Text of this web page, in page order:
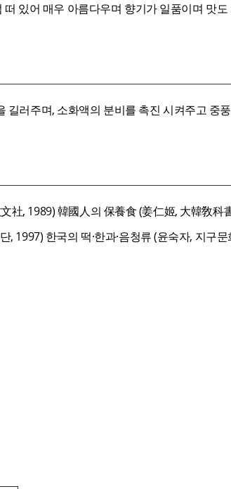
있어 매우 아름다우며 향기가 일품이며 맛도
러주며, 소화액의 분비를 촉진 시켜주고 중
社, 1989) 韓國人의 保養食 (姜仁姬, 大韓敎科
1997) 한국의 떡·한과·음청류 (윤숙자, 지구